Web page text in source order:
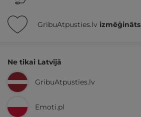
GribuAtpusties.lv izmēģināts
Ne tikai Latvijā
GribuAtpusties.lv
Emoti.pl